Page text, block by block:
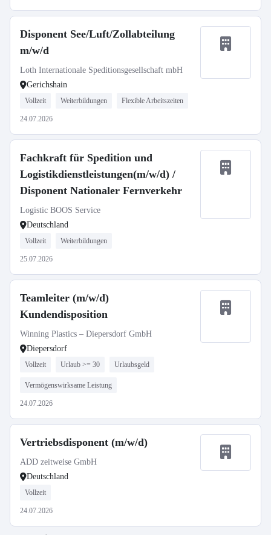
Disponent See/Luft/Zollabteilung
m/w/d
Loth Internationale Speditionsgesellschaft mbH
Gerichshain
Vollzeit Weiterbildungen Flexible Arbeitszeiten
24.07.2026
Fachkraft für Spedition und
Logistikdienstleistungen(m/w/d) /
Disponent Nationaler Fernverkehr
Logistic BOOS Service
Deutschland
Vollzeit Weiterbildungen
25.07.2026
Teamleiter (m/w/d)
Kundendisposition
Winning Plastics – Diepersdorf GmbH
Diepersdorf
Vollzeit Urlaub >= 30 Urlaubsgeld
Vermögenswirksame Leistung
24.07.2026
Vertriebsdisponent (m/w/d)
ADD zeitweise GmbH
Deutschland
Vollzeit
24.07.2026